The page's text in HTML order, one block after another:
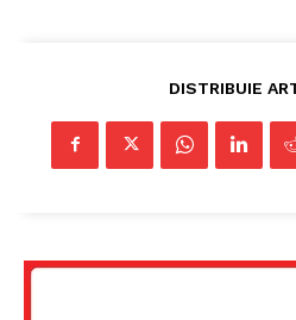
DISTRIBUIE